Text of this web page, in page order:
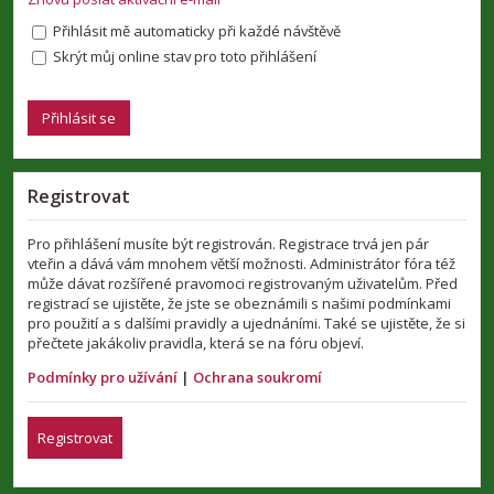
Přihlásit mě automaticky při každé návštěvě
Skrýt můj online stav pro toto přihlášení
Registrovat
Pro přihlášení musíte být registrován. Registrace trvá jen pár
vteřin a dává vám mnohem větší možnosti. Administrátor fóra též
může dávat rozšířené pravomoci registrovaným uživatelům. Před
registrací se ujistěte, že jste se obeznámili s našimi podmínkami
pro použití a s dalšími pravidly a ujednáními. Také se ujistěte, že si
přečtete jakákoliv pravidla, která se na fóru objeví.
Podmínky pro užívání | Ochrana soukromí
Registrovat